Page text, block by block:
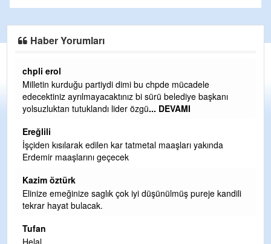
Haber Yorumları
Ereğlili
Ereğli Futbol Kulübünü Erdemir'i özelleştirenler düşünsün
ve sahip çıksınlar. Erdemir özelleştirilmeseydi sponsor
olurdu ve para probl... DEVAMI
Ereğlili
Tebrikler başkanım ve yönetim kurulu, güzel bir
hizmet.Ereğlimizin terası sayenizde huzur ve ahlak bulacak
Halil Aydın
Birol Şahin ülke hizmetine çeyrek asır damgasını vurmuş
değiştirmeden küsmeden yunus